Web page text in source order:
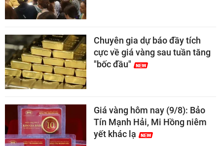
Chuyên gia dự báo đầy tích
cực về giá vàng sau tuần tăng
"bốc đầu"
Giá vàng hôm nay (9/8): Bảo
Tín Mạnh Hải, Mi Hồng niêm
yết khác lạ